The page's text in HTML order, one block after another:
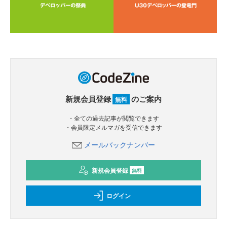
新規会員登録 無料 のご案内
・全ての過去記事が閲覧できます
・会員限定メルマガを受信できます
メールバックナンバー
新規会員登録 無料
ログイン